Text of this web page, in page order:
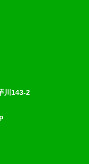
川143-2